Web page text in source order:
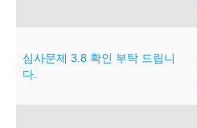
심사문제 3.8 확인 부탁 드립니
다.